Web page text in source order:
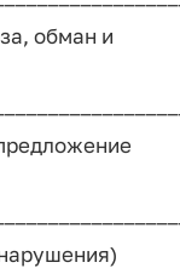
обман и